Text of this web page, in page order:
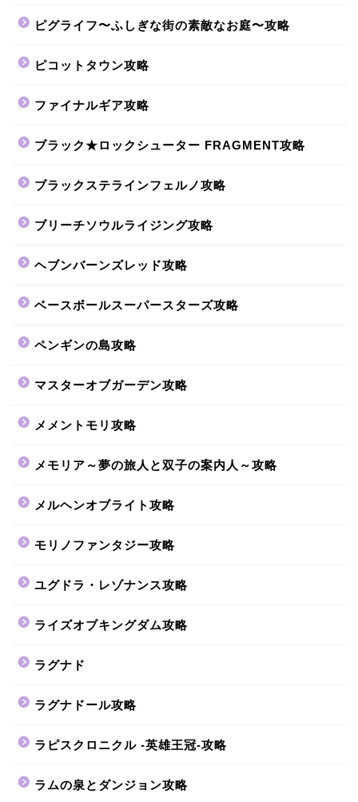
ピグライフ〜ふしぎな街の素敵なお庭〜攻略
ピコットタウン攻略
ファイナルギア攻略
ブラック★ロックシューター FRAGMENT攻略
ブラックステラインフェルノ攻略
ブリーチソウルライジング攻略
ヘブンバーンズレッド攻略
ベースボールスーパースターズ攻略
ペンギンの島攻略
マスターオブガーデン攻略
メメントモリ攻略
メモリア～夢の旅人と双子の案内人～攻略
メルヘンオブライト攻略
モリノファンタジー攻略
ユグドラ・レゾナンス攻略
ライズオブキングダム攻略
ラグナド
ラグナドール攻略
ラピスクロニクル -英雄王冠-攻略
ラムの泉とダンジョン攻略